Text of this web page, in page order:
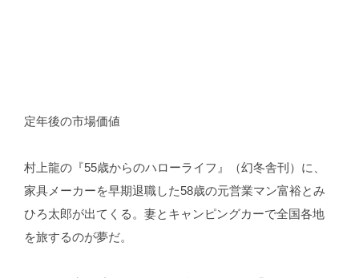
定年後の市場価値
村上龍の『55歳からのハローライフ』（幻冬舎刊）に、
家具メーカーを早期退職した58歳の元営業マン富裕とみ
ひろ太郎が出てくる。妻とキャンピングカーで全国各地
を旅するのが夢だ。